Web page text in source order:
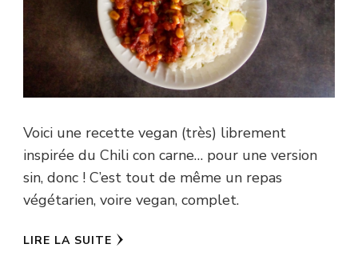
Voici une recette vegan (très) librement
inspirée du Chili con carne… pour une version
sin, donc ! C’est tout de même un repas
végétarien, voire vegan, complet.
LIRE LA SUITE